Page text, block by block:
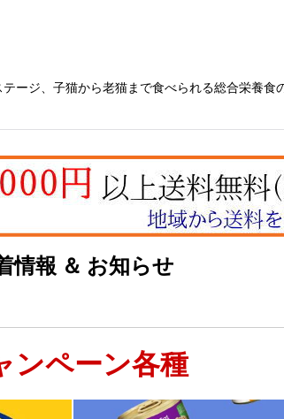
ージ、子猫から老猫まで食べられる総合栄養
情報 ＆ お知らせ
ンペーン各種